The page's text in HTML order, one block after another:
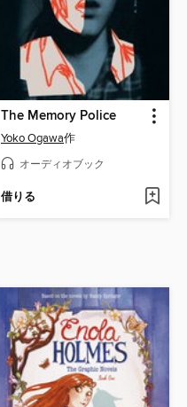
The Memory Police
Yoko Ogawa作
オーディオブック
借りる